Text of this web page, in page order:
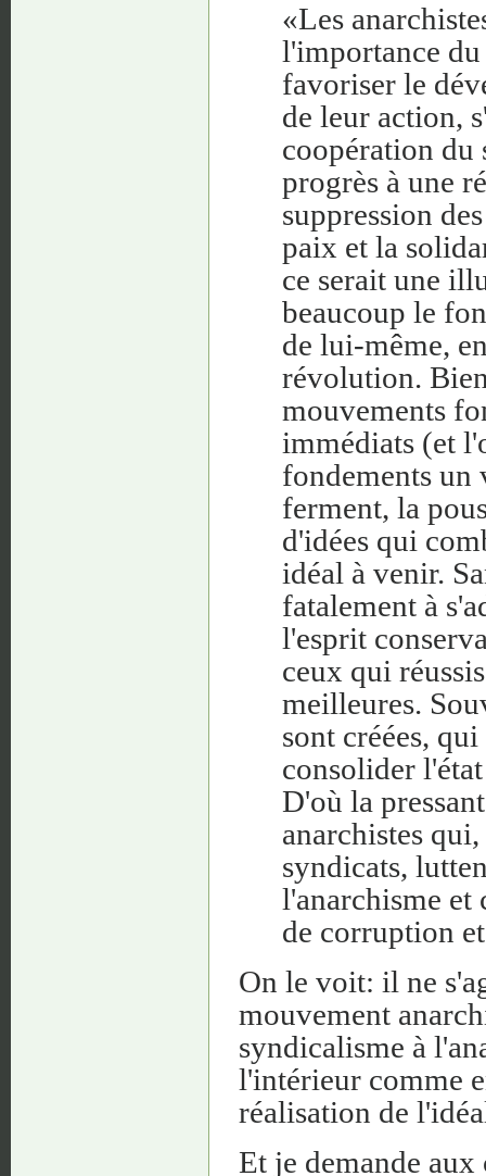
«Les
l'importance
favoriser le
de leur action,
coopération du
progrès à une
suppression
paix et la
ce serait une
beaucoup le
de lui-même,
révolution.
mouvements
immédiats (et
fondements
ferment, la
d'idées qui
idéal à venir.
fatalement à
l'esprit
ceux qui
meilleures.
sont créées,
consolider
D'où la
anarchistes
syndicats,
l'anarchisme et
de corruption
On le voit: il ne
mouvement
syndicalisme à
l'intérieur comme
réalisation de
Et je demande